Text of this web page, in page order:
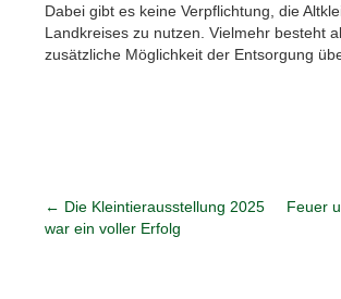
Dabei gibt es keine Verpflichtung, die
Landkreises zu nutzen. Vielmehr besteht
zusätzliche Möglichkeit der Entsorgung
← Die Kleintierausstellung 2025
war ein voller Erfolg
Feuer